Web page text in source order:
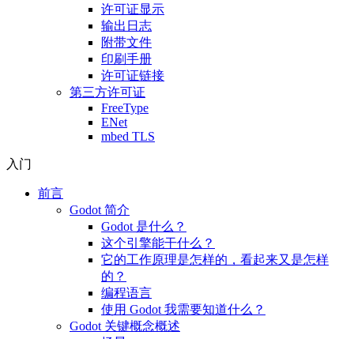
许可证显示
输出日志
附带文件
印刷手册
许可证链接
第三方许可证
FreeType
ENet
mbed TLS
入门
前言
Godot 简介
Godot 是什么？
这个引擎能干什么？
它的工作原理是怎样的，看起来又是怎样
的？
编程语言
使用 Godot 我需要知道什么？
Godot 关键概念概述